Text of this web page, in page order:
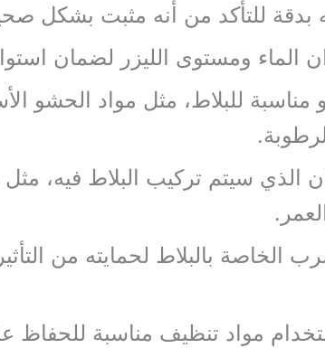
للتأكد من أنه مثبت بشكل
ومستوى الليزر لضمان
للبلاط، مثل مواد الحشو
سيتم تركيب البلاط فيه،
الخاصة بالبلاط لحمايته من
مواد تنظيف مناسبة